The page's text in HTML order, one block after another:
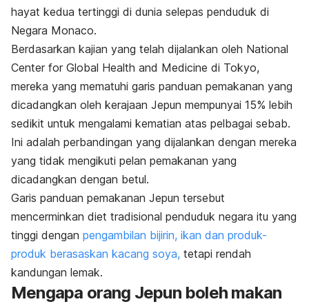
hayat kedua tertinggi di dunia selepas penduduk di
Negara Monaco.
Berdasarkan kajian yang telah dijalankan oleh National
Center for Global Health and Medicine di Tokyo,
mereka yang mematuhi garis panduan pemakanan yang
dicadangkan oleh kerajaan Jepun mempunyai 15% lebih
sedikit untuk mengalami kematian atas pelbagai sebab.
Ini adalah perbandingan yang dijalankan dengan mereka
yang tidak mengikuti pelan pemakanan yang
dicadangkan dengan betul.
Garis panduan pemakanan Jepun tersebut
mencerminkan diet tradisional penduduk negara itu yang
tinggi dengan pengambilan bijirin, ikan dan produk-
produk berasaskan kacang soya, tetapi rendah
kandungan lemak.
Mengapa orang Jepun boleh makan